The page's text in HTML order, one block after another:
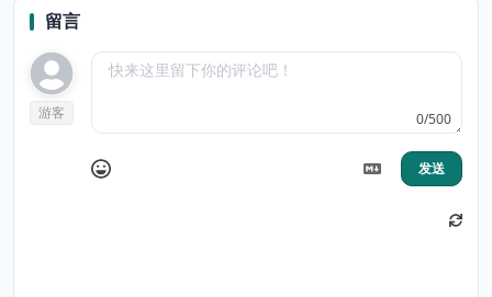
留言
游客 0/500
发送